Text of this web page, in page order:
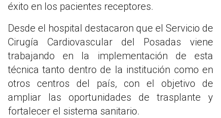
éxito en los pacientes receptores.
Desde el hospital destacaron que el Servicio de
Cirugía Cardiovascular del Posadas viene
trabajando en la implementación de esta
técnica tanto dentro de la institución como en
otros centros del país, con el objetivo de
ampliar las oportunidades de trasplante y
fortalecer el sistema sanitario.